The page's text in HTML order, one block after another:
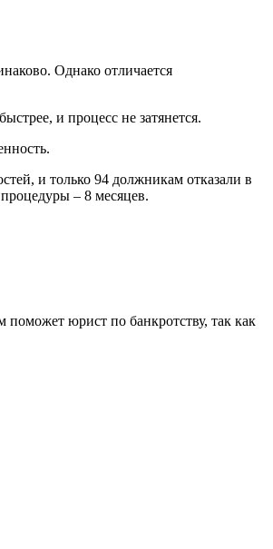
Однако отличается
и процесс не затянется.
и только 94 должникам отказали в
– 8 месяцев.
поможет юрист по банкротству, так как